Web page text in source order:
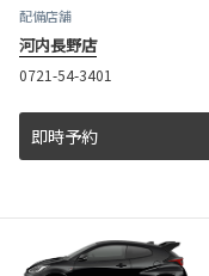
配備店舗
河内長野店
0721-54-3401
即時予約